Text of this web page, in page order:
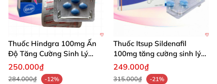
Thuốc Hindgra 100mg Ấn
Độ Tăng Cường Sinh Lý
Nam Hiệu Quả
250.000₫
284.000₫
-12%
Thuốc Itsup Sildenafil
100mg tăng cường sinh lý
kéo dài thời gian cho nam
249.000₫
315.000₫
-21%